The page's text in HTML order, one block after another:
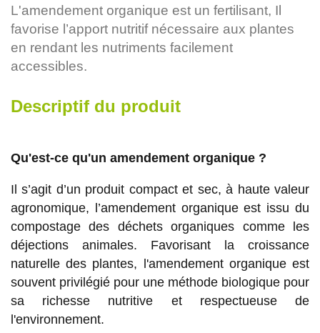
L'amendement organique est un fertilisant, Il
favorise l’apport nutritif nécessaire aux plantes
en rendant les nutriments facilement
accessibles.
Descriptif du produit
Qu'est-ce qu'un amendement organique ?
Il s’agit d’un produit compact et sec, à haute valeur
agronomique, l’amendement organique est issu du
compostage des déchets organiques comme les
déjections animales. Favorisant la croissance
naturelle des plantes, l'amendement organique est
souvent privilégié pour une méthode biologique pour
sa richesse nutritive et respectueuse de
l'environnement.